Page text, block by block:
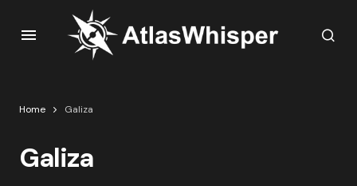
Home Galiza
Galiza